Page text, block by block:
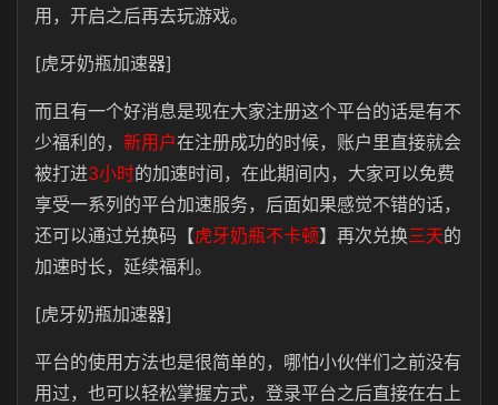
用，开启之后再去玩游戏。
[虎牙奶瓶加速器]
而且有一个好消息是现在大家注册这个平台的话是有不
少福利的， 新用户在注册成功的时候，账户里直接就会
被打进3小时的加速时间，在此期间内，大家可以免费
享受一系列的平台加速服务，后面如果感觉不错的话，
还可以通过兑换码【虎牙奶瓶不卡顿】再次兑换三天的
加速时长，延续福利。
[虎牙奶瓶加速器]
平台的使用方法也是很简单的，哪怕小伙伴们之前没有
用过，也可以轻松掌握方式，登录平台之后直接在右上